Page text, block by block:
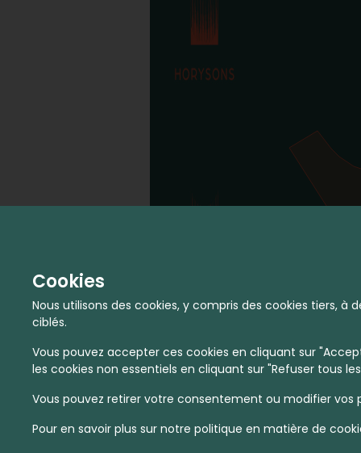
Cookies
Nous utilisons des cookies, y compris des cookies tiers,
ciblés.
Vous pouvez accepter ces cookies en cliquant sur
les cookies non essentiels en cliquant sur "Refuser tous
Vous pouvez retirer votre consentement ou modifier
Pour en savoir plus sur notre politique en matière de